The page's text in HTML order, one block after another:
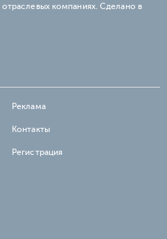
компаниях. Сделано в
Реклама
Контакты
Регистрация